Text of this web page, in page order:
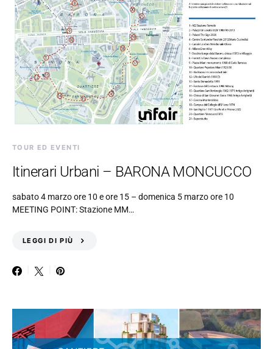
TOUR ED EVENTI
Itinerari Urbani – BARONA MONCUCCO
sabato 4 marzo ore 10 e ore 15 – domenica 5 marzo ore 10
MEETING POINT: Stazione MM…
LEGGI DI PIÙ